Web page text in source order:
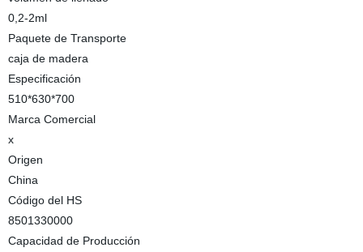
0,2-2ml
Paquete de Transporte
caja de madera
Especificación
510*630*700
Marca Comercial
x
Origen
China
Código del HS
8501330000
Capacidad de Producción